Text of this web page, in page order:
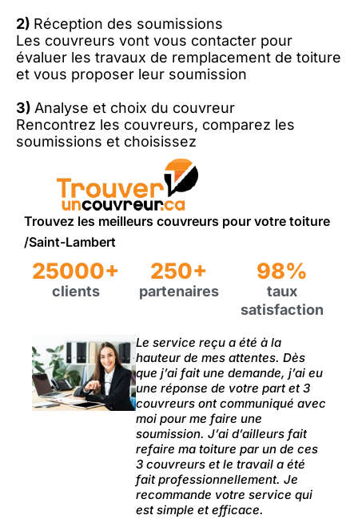
2) Réception des soumissions
Les couvreurs vont vous contacter pour
évaluer les travaux de remplacement de toiture
et vous proposer leur soumission
3) Analyse et choix du couvreur
Rencontrez les couvreurs, comparez les
soumissions et choisissez
Trouvez les meilleurs couvreurs pour votre toiture
/Saint-Lambert
25000+
clients
250+
partenaires
98%
taux
satisfaction
Le service reçu a été à la
hauteur de mes attentes. Dès
que j’ai fait une demande, j’ai eu
une réponse de votre part et 3
couvreurs ont communiqué avec
moi pour me faire une
soumission. J’ai d’ailleurs fait
refaire ma toiture par un de ces
3 couvreurs et le travail a été
fait professionnellement. Je
recommande votre service qui
est simple et efficace.